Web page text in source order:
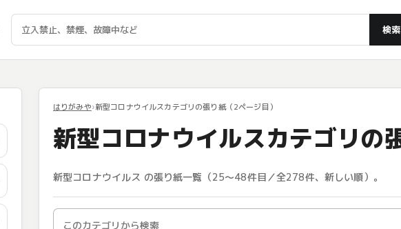
検索
はりがみや 新型コロナウイルスカテゴリの張り紙（2ページ目）
新型コロナウイルスカテゴリの
新型コロナウイルス の張り紙一覧（25〜48件目／全278件、新しい順）。